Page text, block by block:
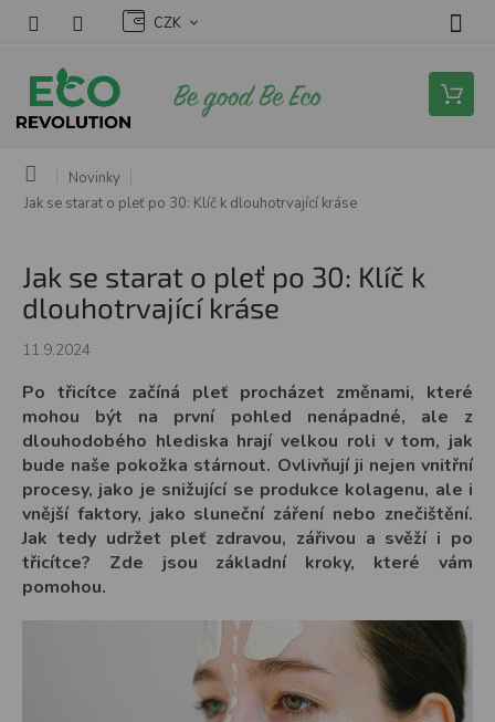
CZK
Nákupní
košík
Domů
Novinky
Jak se starat o pleť po 30: Klíč k dlouhotrvající kráse
Jak se starat o pleť po 30: Klíč k
dlouhotrvající kráse
11.9.2024
Po třicítce začíná pleť procházet změnami, které
mohou být na první pohled nenápadné, ale z
dlouhodobého hlediska hrají velkou roli v tom, jak
bude naše pokožka stárnout. Ovlivňují ji nejen vnitřní
procesy, jako je snižující se produkce kolagenu, ale i
vnější faktory, jako sluneční záření nebo znečištění.
Jak tedy udržet pleť zdravou, zářivou a svěží i po
třicítce? Zde jsou základní kroky, které vám
pomohou.